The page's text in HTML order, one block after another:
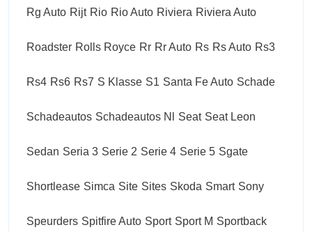
Rg Auto Rijt Rio Rio Auto Riviera Riviera Auto
Roadster Rolls Royce Rr Rr Auto Rs Rs Auto Rs3
Rs4 Rs6 Rs7 S Klasse S1 Santa Fe Auto Schade
Schadeautos Schadeautos Nl Seat Seat Leon
Sedan Seria 3 Serie 2 Serie 4 Serie 5 Sgate
Shortlease Simca Site Sites Skoda Smart Sony
Speurders Spitfire Auto Sport Sport M Sportback